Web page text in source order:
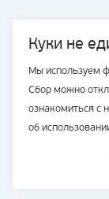
Куки не
Мы используем
Сбор можно
ознакомиться с
об